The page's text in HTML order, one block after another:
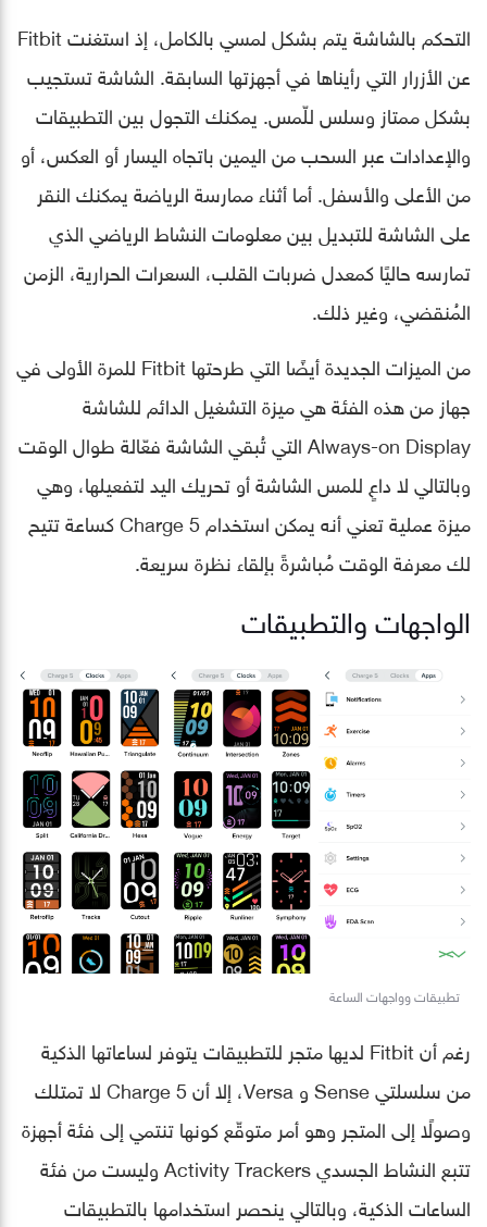
التحكم بالشاشة يتم بشكل لمسي بالكامل، إذ استغنت Fitbit
عن الأزرار التي رأيناها في أجهزتها السابقة. الشاشة تستجيب
بشكل ممتاز وسلس للّمس. يمكنك التجول بين التطبيقات
والإعدادات عبر السحب من اليمين باتجاه اليسار أو العكس، أو
من الأعلى والأسفل. أما أثناء ممارسة الرياضة يمكنك النقر
على الشاشة للتبديل بين معلومات النشاط الرياضي الذي
تمارسه حاليًا كمعدل ضربات القلب، السعرات الحرارية، الزمن
المُنقضي، وغير ذلك.
من الميزات الجديدة أيضًا التي طرحتها Fitbit للمرة الأولى في
جهاز من هذه الفئة هي ميزة التشغيل الدائم للشاشة
Always-on Display التي تُبقي الشاشة فعّالة طوال الوقت
وبالتالي لا داعٍ للمس الشاشة أو تحريك اليد لتفعيلها، وهي
ميزة عملية تعني أنه يمكن استخدام Charge 5 كساعة تتيح
لك معرفة الوقت مُباشرةً بإلقاء نظرة سريعة.
الواجهات والتطبيقات
تطبيقات وواجهات الساعة
رغم أن Fitbit لديها متجر للتطبيقات يتوفر لساعاتها الذكية
من سلسلتي Sense و Versa، إلا أن Charge 5 لا تمتلك
وصولًا إلى المتجر وهو أمر متوقّع كونها تنتمي إلى فئة أجهزة
تتبع النشاط الجسدي Activity Trackers وليست من فئة
الساعات الذكية، وبالتالي ينحصر استخدامها بالتطبيقات